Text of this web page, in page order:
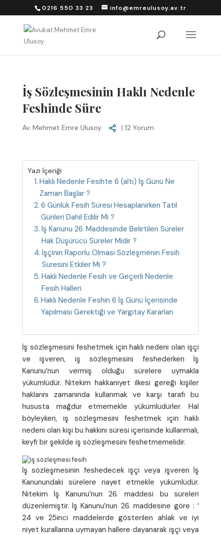
0216 550 33 23 info@emreulusoy.av.tr
İş Sözleşmesinin Haklı Nedenle
Feshinde Süre
Av. Mehmet Emre Ulusoy | 12 Yorum
Yazı İçeriği
Haklı Nedenle Fesihte 6 (altı) İş Günü Ne
Zaman Başlar ?
6 Günlük Fesih Süresi Hesaplanırken Tatil
Günleri Dahil Edilir Mi ?
İş Kanunu 26. Maddesinde Belirtilen Süreler
Hak Düşürücü Süreler Midir ?
İşçinin Raporlu Olması Sözleşmenin Fesih
Süresini Etkiler Mi ?
Haklı Nedenle Fesih ve Geçerli Nedenle
Fesih Halleri
Haklı Nedenle Feshin 6 İş Günü İçerisinde
Yapılması Gerektiği ve Yargıtay Kararları
İş sözleşmesini feshetmek için haklı nedeni olan işçi
ve işveren, iş sözleşmesini feshederken İş
Kanunu’nun vermiş olduğu sürelere uymakla
yükümlüdür. Nitekim hakkaniyet ilkesi gereği kişiler
haklarını zamanında kullanmak ve karşı tarafı bu
hususta mağdur etmemekle yükümlüdürler. Hal
böyleyken, iş sözleşmesini feshetmek için haklı
nedeni olan kişi bu hakkını süresi içerisinde kullanmalı,
keyfi bir şekilde iş sözleşmesini feshetmemelidir.
İş sözleşmesinin feshedecek işçi veya işveren İş
Kanunundaki sürelere riayet etmekle yükümlüdür.
Nitekim İş Kanunu’nun 26. maddesi bu süreleri
düzenlemiştir. İş Kanunu’nun 26. maddesine göre : ‘
24 ve 25inci maddelerde gösterilen ahlak ve iyi
niyet kurallarına uymayan hallere dayanarak işçi veya